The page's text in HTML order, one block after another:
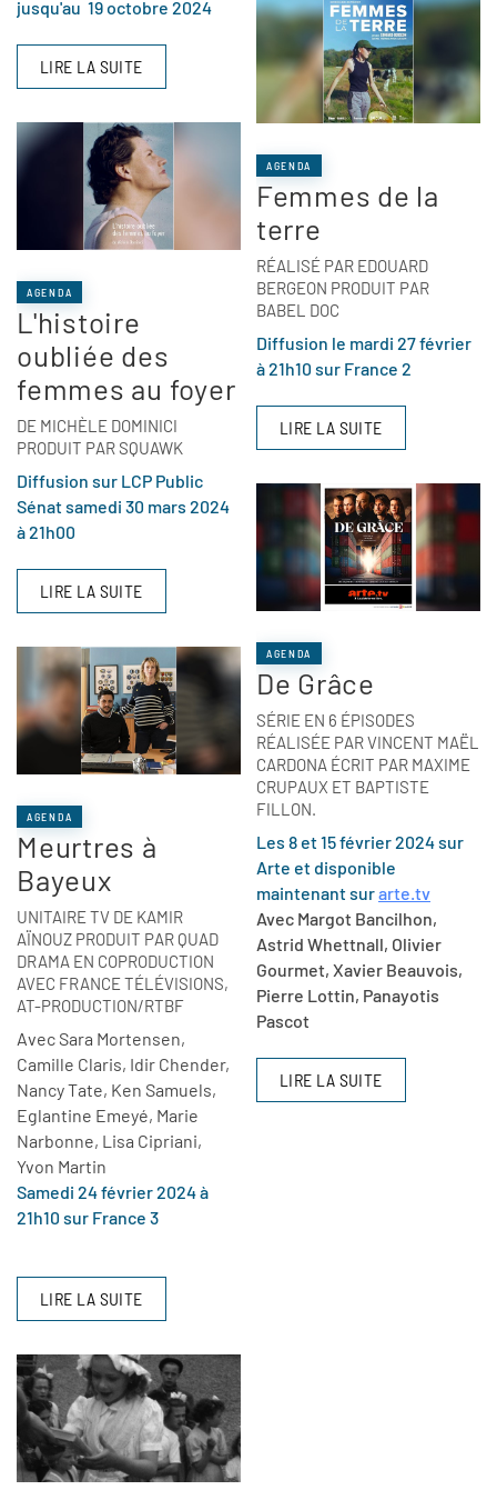
jusqu'au 19 octobre 2024
LIRE LA SUITE
AGENDA
L'histoire
oubliée des
femmes au foyer
DE MICHÈLE DOMINICI
PRODUIT PAR SQUAWK
Diffusion sur LCP Public
Sénat samedi 30 mars 2024
à 21h00
LIRE LA SUITE
AGENDA
Meurtres à
Bayeux
UNITAIRE TV DE KAMIR
AÏNOUZ PRODUIT PAR QUAD
DRAMA EN COPRODUCTION
AVEC FRANCE TÉLÉVISIONS,
AT-PRODUCTION/RTBF
Avec Sara Mortensen,
Camille Claris, Idir Chender,
Nancy Tate, Ken Samuels,
Eglantine Emeyé, Marie
Narbonne, Lisa Cipriani,
Yvon Martin
Samedi 24 février 2024 à
21h10 sur France 3
LIRE LA SUITE
AGENDA
Femmes de la
terre
RÉALISÉ PAR EDOUARD
BERGEON PRODUIT PAR
BABEL DOC
Diffusion le mardi 27 février
à 21h10 sur France 2
LIRE LA SUITE
AGENDA
De Grâce
SÉRIE EN 6 ÉPISODES
RÉALISÉE PAR VINCENT MAËL
CARDONA ÉCRIT PAR MAXIME
CRUPAUX ET BAPTISTE
FILLON.
Les 8 et 15 février 2024 sur
Arte et disponible
maintenant surarte.tv
Avec Margot Bancilhon,
Astrid Whettnall, Olivier
Gourmet, Xavier Beauvois,
Pierre Lottin, Panayotis
Pascot
LIRE LA SUITE